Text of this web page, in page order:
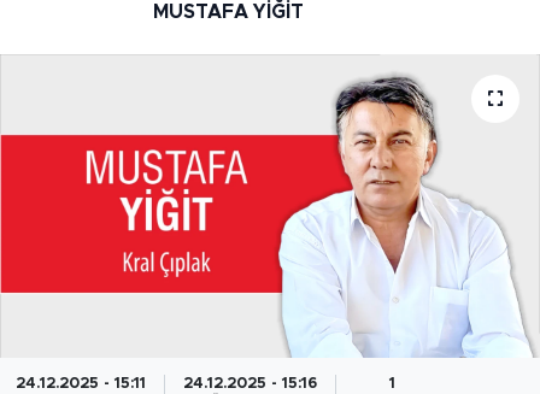
MUSTAFA YIĞIT
24.12.2025 - 15:11 24.12.2025 - 15:16 1